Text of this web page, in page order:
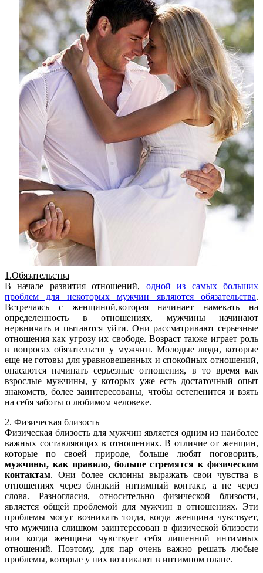
1.Обязательства
В начале развития отношений, одной из самых больших
проблем для некоторых мужчин являются обязательства.
Встречаясь с женщиной,которая начинает намекать на
определенность в отношениях, мужчины начинают
нервничать и пытаются уйти. Они рассматривают серьезные
отношения как угрозу их свободе. Возраст также играет роль
в вопросах обязательств у мужчин. Молодые люди, которые
еще не готовы для уравновешенных и спокойных отношений,
опасаются начинать серьезные отношения, в то время как
взрослые мужчины, у которых уже есть достаточный опыт
знакомств, более заинтересованы, чтобы остепенится и взять
на себя заботы о любимом человеке.
2. Физическая близость
Физическая близость для мужчин является одним из наиболее
важных составляющих в отношениях. В отличие от женщин,
которые по своей природе, больше любят поговорить,
мужчины, как правило, больше стремятся к физическим
контактам. Они более склонны выражать свои чувства в
отношениях через близкий интимный контакт, а не через
слова. Разногласия, относительно физической близости,
является общей проблемой для мужчин в отношениях. Эти
проблемы могут возникать тогда, когда женщина чувствует,
что мужчина слишком заинтересован в физической близости
или когда женщина чувствует себя лишенной интимных
отношений. Поэтому, для пар очень важно решать любые
проблемы, которые у них возникают в интимном плане.